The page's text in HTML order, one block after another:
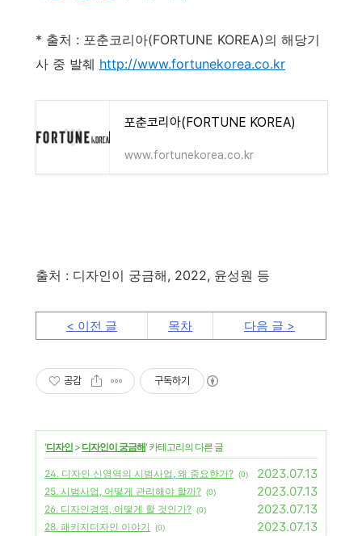
* 출처 : 포춘코리아(FORTUNE KOREA)의 해당기
사 중 발췌 http://www.fortunekorea.co.kr
포춘코리아(FORTUNE KOREA)
www.fortunekorea.co.kr
출처 : 디자인이 궁금해, 2022, 윤성원 등
< 이전 글 목차 다음 글 >
공감 구독하기
'디자인 > 디자인이 궁금해' 카테고리의 다른 글
24. 디자인 신영역의 시범사업, 왜 중요한가? (0) 2023.07.13
25. 시범사업, 어떻게 관리해야 할까? (0) 2023.07.13
26. 디자인경영, 어떻게 할 것인가? (0) 2023.07.13
28. 패키지디자인 이야기 (0) 2023.07.13